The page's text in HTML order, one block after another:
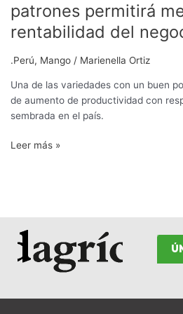
patrones permitirá
rentabilidad del
.Perú, Mango / Marienella Ortiz
Una de las variedades con un buen
de aumento de productividad con
sembrada en el país.
Leer más »